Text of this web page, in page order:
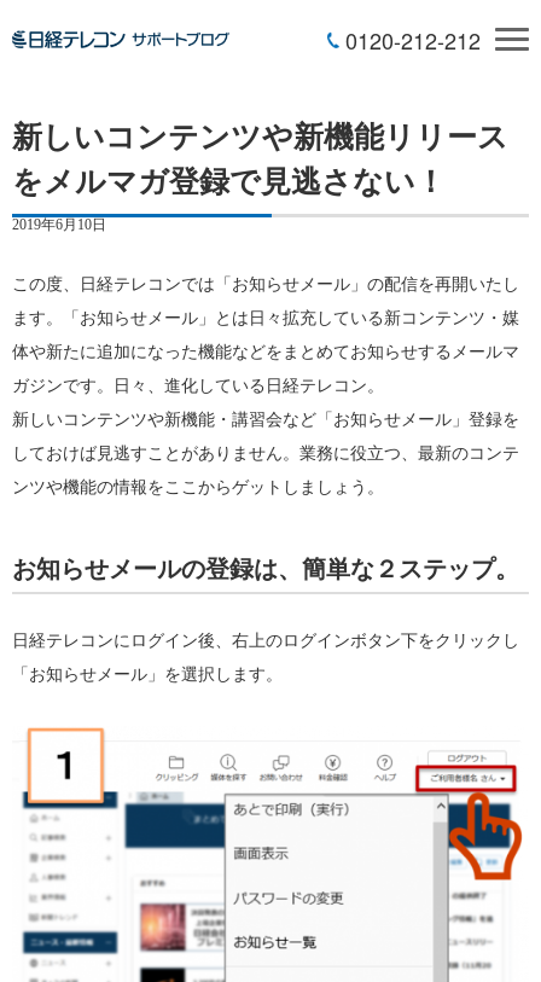
0120-212-212
新しいコンテンツや新機能リリース
をメルマガ登録で見逃さない！
2019年6月10日
この度、日経テレコンでは「お知らせメール」の配信を再開いたし
ます。「お知らせメール」とは日々拡充している新コンテンツ・媒
体や新たに追加になった機能などをまとめてお知らせするメールマ
ガジンです。日々、進化している日経テレコン。
新しいコンテンツや新機能・講習会など「お知らせメール」登録を
しておけば見逃すことがありません。業務に役立つ、最新のコンテ
ンツや機能の情報をここからゲットしましょう。
お知らせメールの登録は、簡単な２ステップ。
日経テレコンにログイン後、右上のログインボタン下をクリックし
「お知らせメール」を選択します。